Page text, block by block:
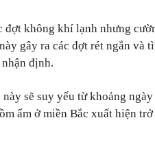
đợt không khí lạnh nhưng
gây ra các đợt rét ngắn và
định.
sẽ suy yếu từ khoảng ngày
ẩm ở miền Bắc xuất hiện